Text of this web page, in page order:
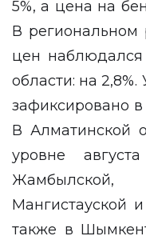
5%, а цена на
В региональном
цен наблюдался
области: на
зафиксировано
В Алматинской
уровне
Мангистауской
также в